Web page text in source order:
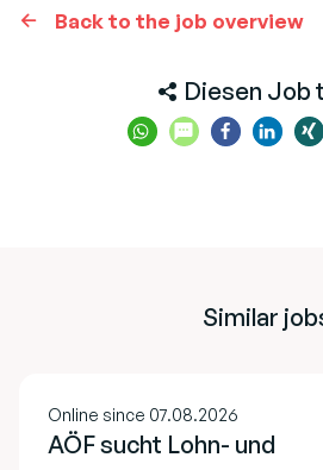
Back to the job overview
Diesen Job
Similar
Online since 07.08.2026
AÖF sucht Lohn- und